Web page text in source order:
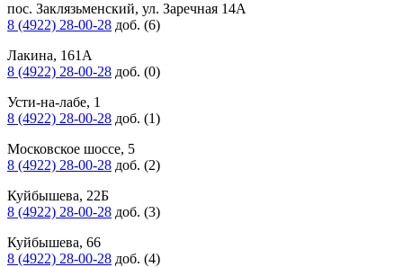
пос. Заклязьменский, ул. Заречная 14А
8 (4922) 28-00-28 доб. (6)
Лакина, 161А
8 (4922) 28-00-28 доб. (0)
Усти-на-лабе, 1
8 (4922) 28-00-28 доб. (1)
Московское шоссе, 5
8 (4922) 28-00-28 доб. (2)
Куйбышева, 22Б
8 (4922) 28-00-28 доб. (3)
Куйбышева, 66
8 (4922) 28-00-28 доб. (4)